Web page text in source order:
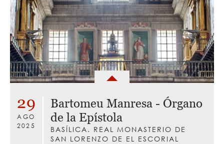
29
AGO
2025
Bartomeu Manresa - Órgano
de la Epístola
BASÍLICA. REAL MONASTERIO DE
SAN LORENZO DE EL ESCORIAL